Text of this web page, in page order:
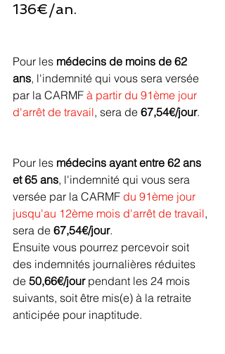
136€/an.
Pour les médecins de moins de 62
ans, l'indemnité qui vous sera versée
par la CARMF à partir du 91ème jour
d'arrêt de travail, sera de 67,54€/jour.
Pour les médecins ayant entre 62 ans
et 65 ans, l'indemnité qui vous sera
versée par la CARMF du 91ème jour
jusqu'au 12ème mois d'arrêt de travail,
sera de 67,54€/jour.
Ensuite vous pourrez percevoir soit
des indemnités journalières réduites
de 50,66€/jour pendant les 24 mois
suivants, soit être mis(e) à la retraite
anticipée pour inaptitude.